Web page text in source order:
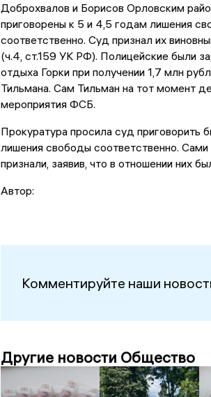
Доброхвалов и Борисов Орловским
приговорены к 5 и 4,5 годам лишения
соответственно. Суд признал их
(ч.4, ст.159 УК РФ). Полицейские были
отдыха Горки при получении 1,7 млн
Тильмана. Сам Тильман на тот момент
мероприятия ФСБ.
Прокуратура просила суд приговорить
лишения свободы соответственно.
признали, заявив, что в отношении них
Автор:
Комментируйте наши
Другие новости Общество